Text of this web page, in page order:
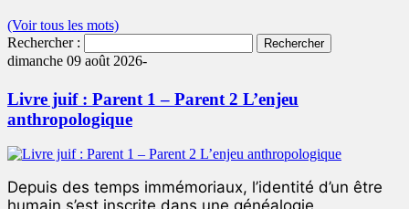
(Voir tous les mots)
Rechercher :
dimanche 09 août 2026-
Livre juif : Parent 1 – Parent 2 L’enjeu
anthropologique
Depuis des temps immémoriaux, l’identité d’un être